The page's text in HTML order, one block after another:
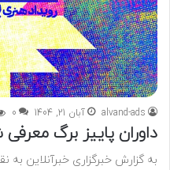
alvand-ads آبان 21, 1404 0
داوران پاییز برگ
به گزارش خبرگزاری خبرآنلاین